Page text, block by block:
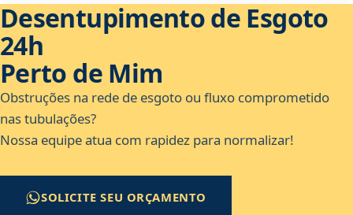
Desentupimento de Esgoto
24h
Perto de Mim
Obstruções na rede de esgoto ou fluxo comprometido
nas tubulações?
Nossa equipe atua com rapidez para normalizar!
SOLICITE SEU ORÇAMENTO